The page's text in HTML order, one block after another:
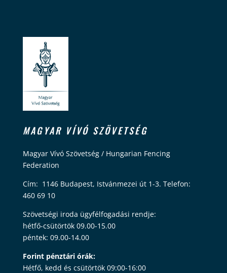
MAGYAR VÍVÓ SZÖVETSÉG
Magyar Vívó Szövetség / Hungarian Fencing
Federation
Cím: 1146 Budapest, Istvánmezei út 1-3. Telefon:
460 69 10
Szövetségi iroda ügyfélfogadási rendje:
hétfő-csütörtök 09.00-15.00
péntek: 09.00-14.00
Forint pénztári órák:
Hétfő, kedd és csütörtök 09:00-16:00